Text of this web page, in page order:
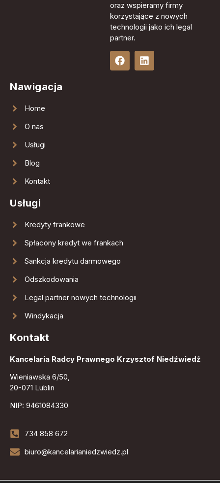
oraz wspieramy firmy
korzystające z nowych
technologii jako ich legal
partner.
Nawigacja
Home
O nas
Usługi
Blog
Kontakt
Usługi
Kredyty frankowe
Spłacony kredyt we frankach
Sankcja kredytu darmowego
Odszkodowania
Legal partner nowych technologii
Windykacja
Kontakt
Kancelaria Radcy Prawnego Krzysztof Niedźwiedź
Wieniawska 6/50,
20-071 Lublin
NIP: 9461084330
734 858 672
biuro@kancelarianiedzwiedz.pl